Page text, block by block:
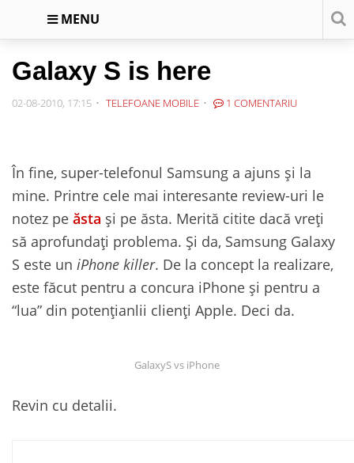
MENU
Galaxy S is here
02-08-2010, 17:15 TELEFOANE MOBILE 1 COMENTARIU
În fine, super-telefonul Samsung a ajuns și la
mine. Printre cele mai interesante review-uri le
notez pe ăsta și pe ăsta. Merită citite dacă vreți
să aprofundați problema. Și da, Samsung Galaxy
S este un iPhone killer. De la concept la realizare,
este făcut pentru a concura iPhone și pentru a
“lua” din potențianlii clienți Apple. Deci da.
GalaxyS vs iPhone
Revin cu detalii.